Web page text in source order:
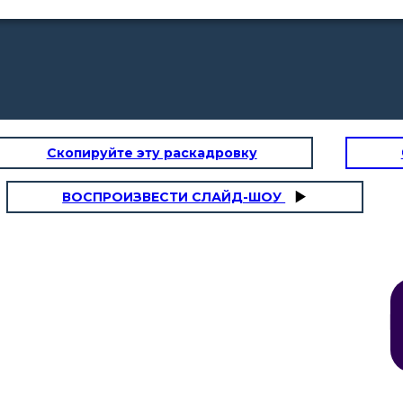
Скопируйте эту раскадровку
ВОСПРОИЗВЕСТИ СЛАЙД-ШОУ